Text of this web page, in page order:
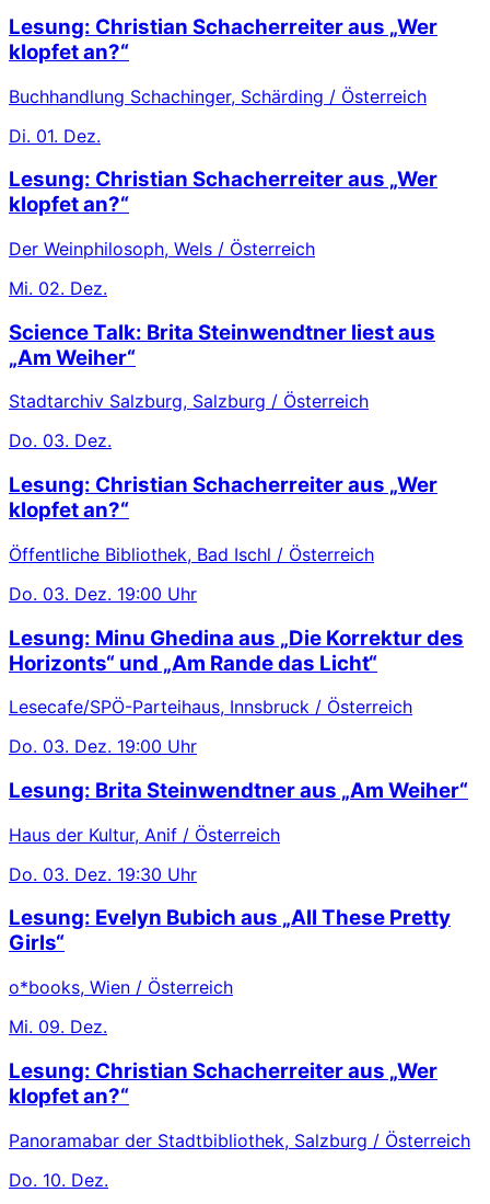
Lesung: Christian Schacherreiter aus „Wer
klopfet an?“
Buchhandlung Schachinger, Schärding / Österreich
Di. 01. Dez.
Lesung: Christian Schacherreiter aus „Wer
klopfet an?“
Der Weinphilosoph, Wels / Österreich
Mi. 02. Dez.
Science Talk: Brita Steinwendtner liest aus
„Am Weiher“
Stadtarchiv Salzburg, Salzburg / Österreich
Do. 03. Dez.
Lesung: Christian Schacherreiter aus „Wer
klopfet an?“
Öffentliche Bibliothek, Bad Ischl / Österreich
Do. 03. Dez. 19:00 Uhr
Lesung: Minu Ghedina aus „Die Korrektur des
Horizonts“ und „Am Rande das Licht“
Lesecafe/SPÖ-Parteihaus, Innsbruck / Österreich
Do. 03. Dez. 19:00 Uhr
Lesung: Brita Steinwendtner aus „Am Weiher“
Haus der Kultur, Anif / Österreich
Do. 03. Dez. 19:30 Uhr
Lesung: Evelyn Bubich aus „All These Pretty
Girls“
o*books, Wien / Österreich
Mi. 09. Dez.
Lesung: Christian Schacherreiter aus „Wer
klopfet an?“
Panoramabar der Stadtbibliothek, Salzburg / Österreich
Do. 10. Dez.